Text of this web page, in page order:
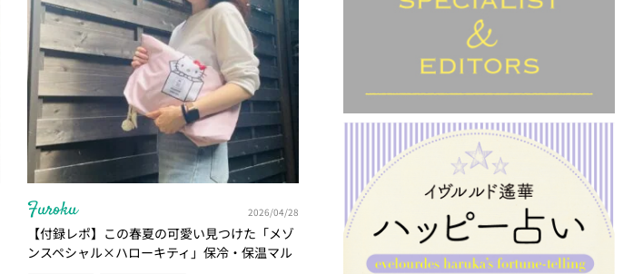
Furoku 2026/04/28
【付録レポ】この春夏の可愛い見つけた「メゾ
ンスペシャル×ハローキティ」保冷・保温マル